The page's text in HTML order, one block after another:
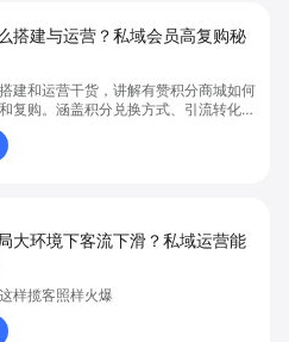
搭建与运营？私域会员高复购秘
建和运营干货，讲解有赞积分商城如何
复购。涵盖积分兑换方式、引流转化策
营等痛点，帮助商家掌握会员积分商城
，立即学习会员增长实用方案。
大环境下客流下滑？私域运营能
样揽客照样火爆